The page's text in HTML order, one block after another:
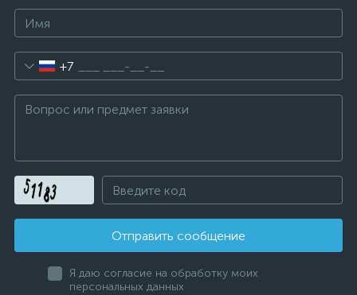
+7
Отправить сообщение
Я даю согласие на обработку моих
персональных данных